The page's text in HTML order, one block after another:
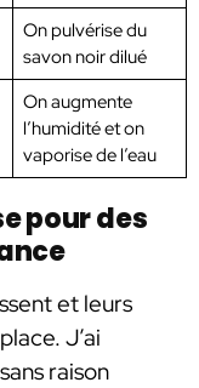
On pulvérise du
savon noir dilué
On augmente
l’humidité et on
vaporise de l’eau
pour des
et leurs
J’ai
raison